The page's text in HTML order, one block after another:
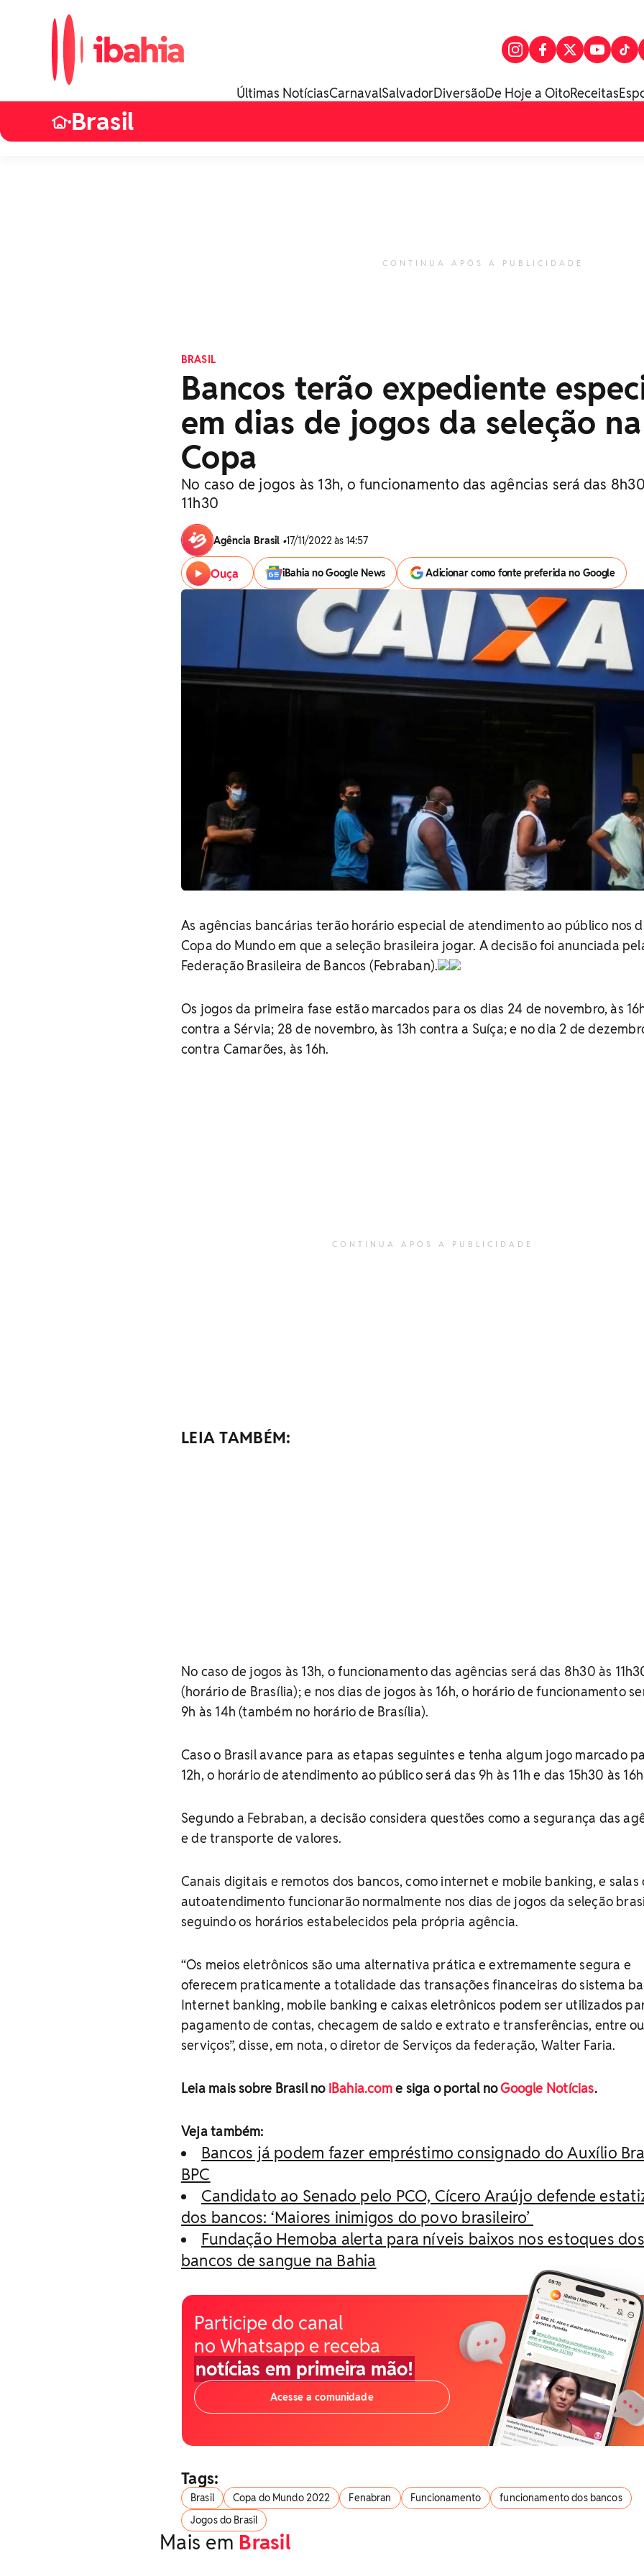
Últimas NotíciasCarnavalSalvadorDiversãoDe Hoje a OitoReceitas
•Brasil
CONTINUA APÓS A PUBLICIDADE
BRASIL
Bancos terão expediente
em dias de jogos da seleção na
Copa
No caso de jogos às 13h, o funcionamento das agências será das
11h30
Agência Brasil •17/11/2022 às 14:57
Ouça iBahia no Google News Adicionar como fonte preferida no Google
As agências bancárias terão horário especial de atendimento ao público nos
Copa do Mundo em que a seleção brasileira jogar. A decisão foi anunciada
Federação Brasileira de Bancos (Febraban).
Os jogos da primeira fase estão marcados para os dias 24 de novembro, às
contra a Sérvia; 28 de novembro, às 13h contra a Suíça; e no dia 2 de
contra Camarões, às 16h.
CONTINUA APÓS A PUBLICIDADE
LEIA TAMBÉM:
No caso de jogos às 13h, o funcionamento das agências será das 8h30 às
(horário de Brasília); e nos dias de jogos às 16h, o horário de funcionamento
9h às 14h (também no horário de Brasília).
Caso o Brasil avance para as etapas seguintes e tenha algum jogo marcado
12h, o horário de atendimento ao público será das 9h às 11h e das 15h30 às
Segundo a Febraban, a decisão considera questões como a segurança das
e de transporte de valores.
Canais digitais e remotos dos bancos, como internet e mobile banking, e salas
autoatendimento funcionarão normalmente nos dias de jogos da seleção
seguindo os horários estabelecidos pela própria agência.
“Os meios eletrônicos são uma alternativa prática e extremamente segura e
oferecem praticamente a totalidade das transações financeiras do sistema
Internet banking, mobile banking e caixas eletrônicos podem ser utilizados
pagamento de contas, checagem de saldo e extrato e transferências, entre
serviços”, disse, em nota, o diretor de Serviços da federação, Walter Faria.
Leia mais sobre Brasil no iBahia.come siga o portal noGoogle Notícias.
Veja também:
Bancos já podem fazer empréstimo consignado do Auxílio
BPC
Candidato ao Senado pelo PCO, Cícero Araújo defende
dos bancos: ‘Maiores inimigos do povo brasileiro’
Fundação Hemoba alerta para níveis baixos nos estoques dos
bancos de sangue na Bahia
Participe do canal
no Whatsapp e receba
notícias em primeira mão!
Acesse a comunidade
Tags:
Brasil Copa do Mundo 2022 Fenabran Funcionamento
funcionamento dos bancos
Jogos do Brasil
Mais em Brasil